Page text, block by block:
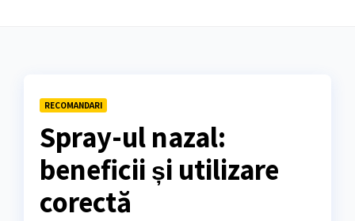
RECOMANDARI
Spray-ul nazal:
beneficii și utilizare
corectă